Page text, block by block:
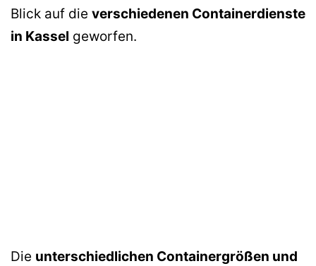
Blick auf die verschiedenen Containerdienste
in Kassel geworfen.
Die unterschiedlichen Containergrößen und